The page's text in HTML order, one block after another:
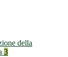
della
3